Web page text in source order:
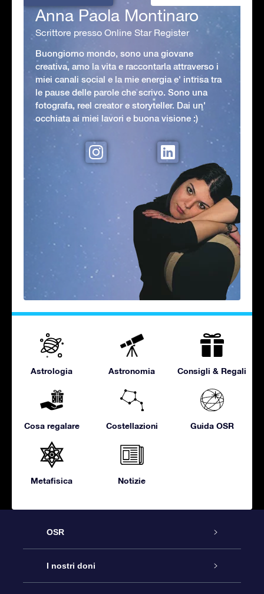
Anna Paola Montinaro
Scrittore presso Online Star Register
Buongiorno mondo, sono una giovane
creativa, amo la vita e raccontarla attraverso i
miei canali social e la mie energia e' intrisa tra
le pause delle parole che scrivo. Sono una
fotografa, reel creator e storyteller. Dai un'
occhiata ai miei lavori e buona visione :)
Astrologia Astronomia Consigli & Regali
Cosa regalare Costellazioni Guida OSR
Metafisica Notizie
OSR
Assistenza
I nostri doni